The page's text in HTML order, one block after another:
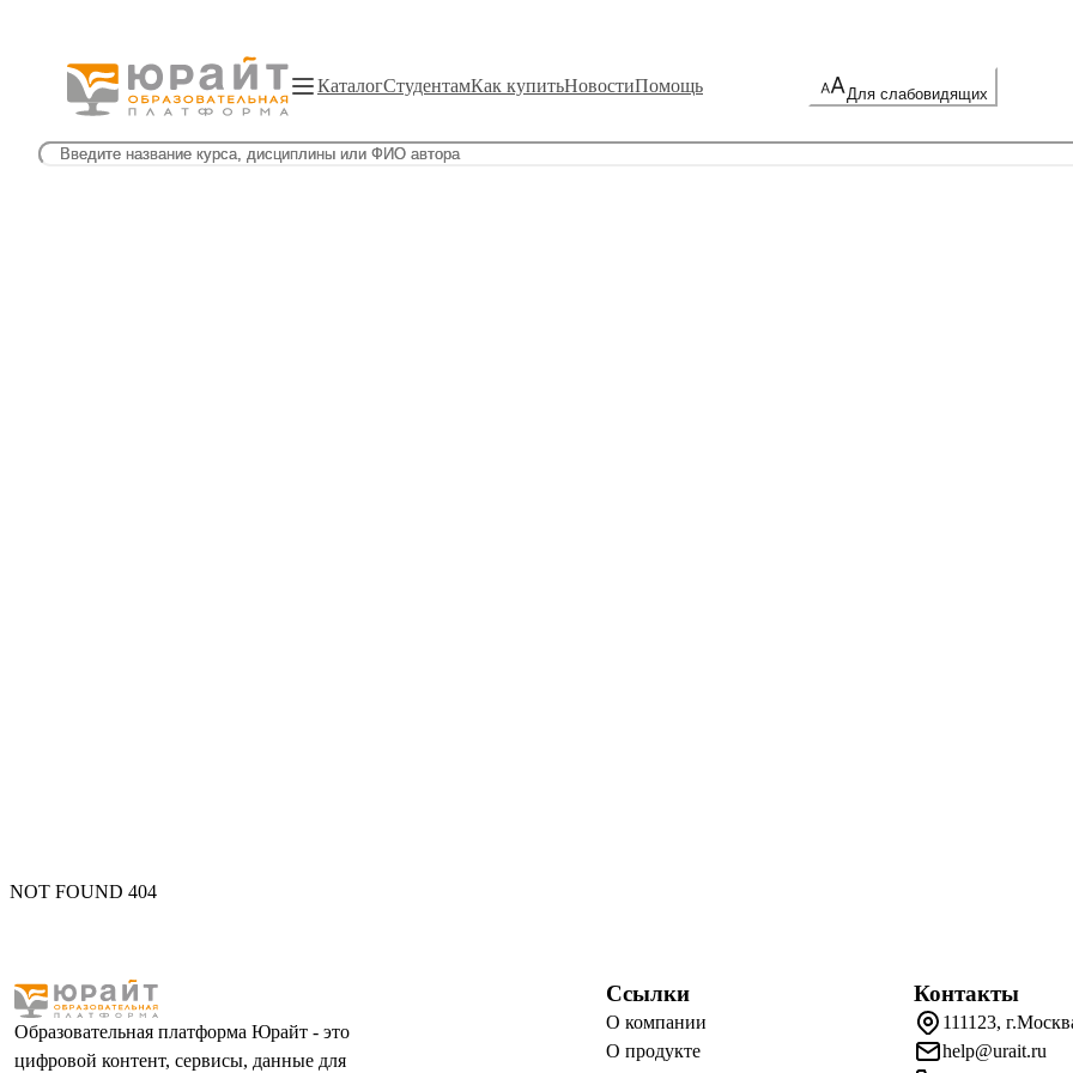
КаталогСтудентамКак купитьНовостиПомощь Для слабовидящих
NOT FOUND 404
Образовательная платформа Юрайт - это
цифровой контент, сервисы, данные для
Ссылки
О компании
О продукте
Контакты
111123,
help@urait.ru